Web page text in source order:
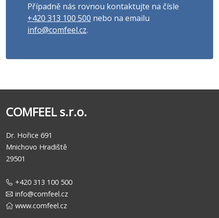
Případně nás rovnou kontaktujte na čísle
+420 313 100 500 nebo na emailu
info@comfeel.cz.
COMFEEL s.r.o.
Dr. Hořice 691
Mnichovo Hradiště
29501
+420 313 100 500
info@comfeel.cz
www.comfeel.cz